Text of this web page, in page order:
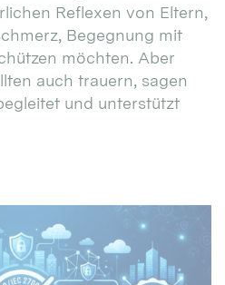
Reflexen von Eltern,
Begegnung mit
möchten. Aber
auch trauern, sagen
und unterstützt